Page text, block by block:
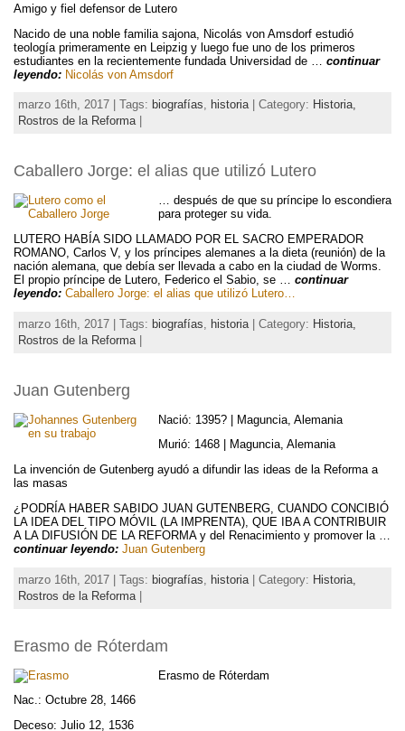
Amigo y fiel defensor de Lutero
Nacido de una noble familia sajona, Nicolás von Amsdorf estudió
teología primeramente en Leipzig y luego fue uno de los primeros
estudiantes en la recientemente fundada Universidad de … continuar
leyendo: Nicolás von Amsdorf
marzo 16th, 2017 | Tags: biografías, historia| Category: Historia,
Rostros de la Reforma|
Caballero Jorge: el alias que utilizó Lutero
… después de que su príncipe lo escondiera
para proteger su vida.
LUTERO HABÍA SIDO LLAMADO POR EL SACRO EMPERADOR
ROMANO, Carlos V, y los príncipes alemanes a la dieta (reunión) de la
nación alemana, que debía ser llevada a cabo en la ciudad de Worms.
El propio príncipe de Lutero, Federico el Sabio, se … continuar
leyendo: Caballero Jorge: el alias que utilizó Lutero…
marzo 16th, 2017 | Tags: biografías historia | Category: Historia,
Rostros de la Reforma
Juan Gutenberg
Nació: 1395? | Maguncia, Alemania
Murió: 1468 | Maguncia, Alemania
La invención de Gutenberg ayudó a difundir las ideas de la Reforma a
las masas
¿PODRÍA HABER SABIDO JUAN GUTENBERG, CUANDO CONCIBIÓ
LA IDEA DEL TIPO MÓVIL (LA IMPRENTA), QUE IBA A CONTRIBUIR
A LA DIFUSIÓN DE LA REFORMA y del Renacimiento y promover la …
continuar leyendo: Juan Gutenberg
marzo 16th, 2017 | Tags: biografías historia | Category: Historia,
Rostros de la Reforma |
Erasmo de Róterdam
Erasmo de Róterdam
Nac.: Octubre 28, 1466
Deceso: Julio 12, 1536